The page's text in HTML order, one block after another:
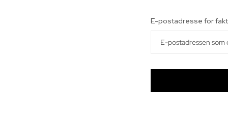
E-postadresse for